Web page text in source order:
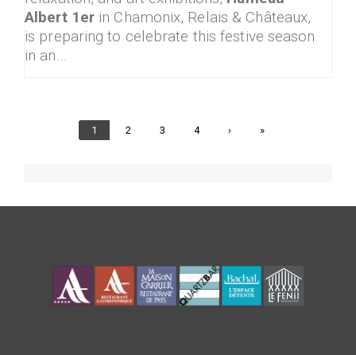
Albert 1er in Chamonix, Relais & Châteaux,
is preparing to celebrate this festive season
in an…
Current
1 Page
2 Page
3 Page
4
Next
›
Last
»